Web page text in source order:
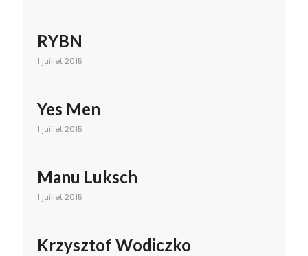
RYBN
1 juillet 2015
Yes Men
1 juillet 2015
Manu Luksch
1 juillet 2015
Krzysztof Wodiczko